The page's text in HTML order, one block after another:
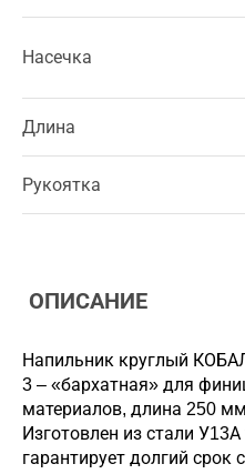
Насечка
Длина
Рукоятка
ОПИСАНИЕ
Напильник круглый
3 – «бархатная» для
материалов, длина 250
Изготовлен из стали
гарантирует долгий срок